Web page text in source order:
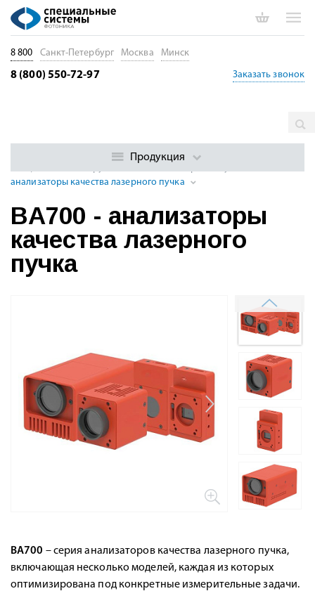
Анализаторы профиля лазерного пучка
анализаторы качества лазерного пучка
BA700 - анализаторы
качества лазерного
пучка
BA700 – серия анализаторов качества лазерного пучка,
включающая несколько моделей, каждая из которых
оптимизирована под конкретные измерительные задачи.
8 800 Санкт-Петербург Москва Минск
8 (800) 550-72-97 Заказать звонок
Продукция